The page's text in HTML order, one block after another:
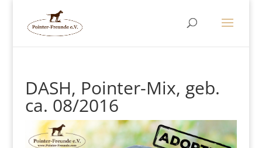
DASH, Pointer-Mix, geb.
ca. 08/2016